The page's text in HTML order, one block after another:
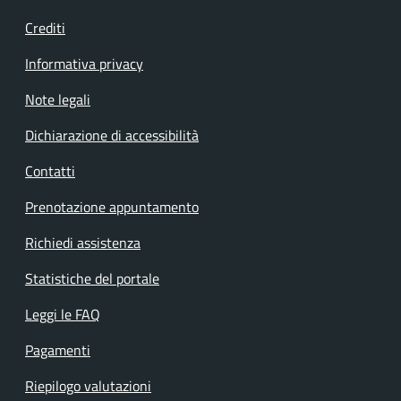
Crediti
Informativa privacy
Note legali
Dichiarazione di accessibilità
Contatti
Prenotazione appuntamento
Richiedi assistenza
Statistiche del portale
Leggi le FAQ
Pagamenti
Riepilogo valutazioni